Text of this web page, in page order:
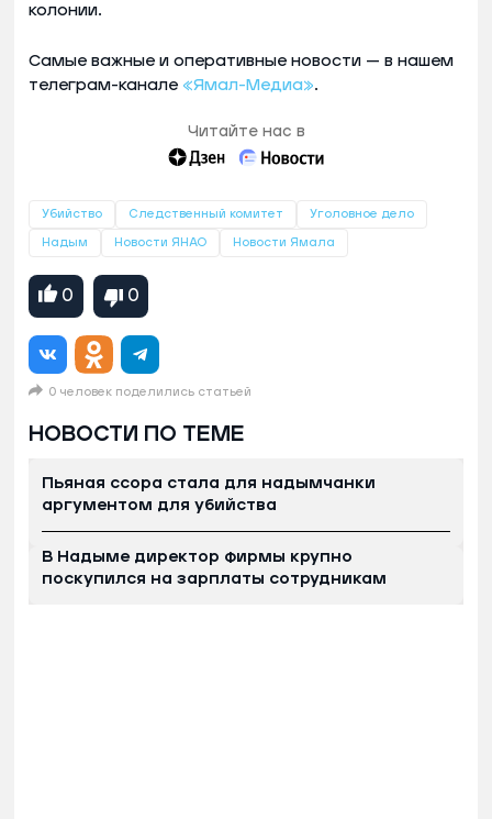
колонии.
Самые важные и оперативные новости — в нашем
телеграм-канале «Ямал-Медиа».
Читайте нас в
Убийство Следственный комитет Уголовное дело
Надым Новости ЯНАО Новости Ямала
0 0
0 человек поделились статьей
НОВОСТИ ПО ТЕМЕ
Пьяная ссора стала для надымчанки
аргументом для убийства
В Надыме директор фирмы крупно
поскупился на зарплаты сотрудникам